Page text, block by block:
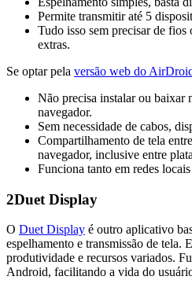
Permite transmitir até 5
Tudo isso sem precisar de
extras.
Se optar pela versão web do
Não precisa instalar ou baixar
navegador.
Sem necessidade de cabos,
Compartilhamento de tela
navegador, inclusive entre
Funciona tanto em redes
2Duet Display
O Duet Display é outro aplicativo
espelhamento e transmissão de tela.
produtividade e recursos variados.
Android, facilitando a vida do